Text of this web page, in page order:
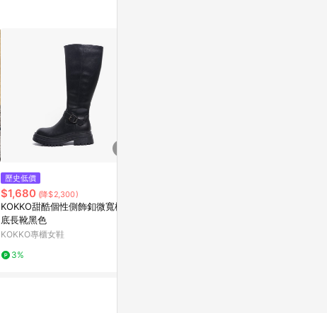
歷史低價
$1,680 (降$2,300)
KOKKO甜酷個性側飾釦微寬楦厚
底長靴黑色
KOKKO專櫃女鞋
3%